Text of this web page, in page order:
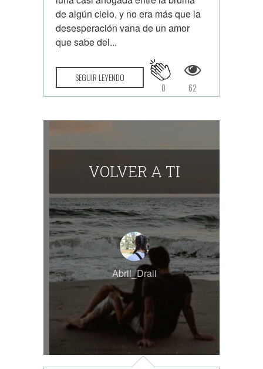
de algún cielo, y no era más que la
desesperación vana de un amor
que sabe del...
SEGUIR LEYENDO
62
0
VOLVER A TI
Abril_Draii